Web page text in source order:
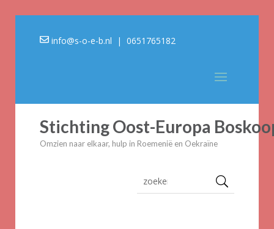
info@s-o-e-b.nl | 0651765182
Stichting Oost-Europa
Omzien naar elkaar, hulp in Roemenië en Oekraïne